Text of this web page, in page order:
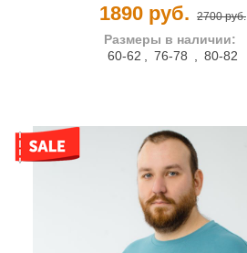
1890 руб. 2700 руб.
Размеры в наличии:
60-62
76-78 80-82